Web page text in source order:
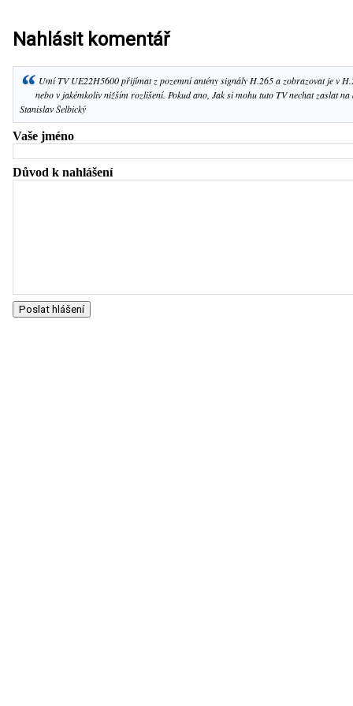
Nahlásit komentář
“ Umí TV UE22H5600 přijímat z pozemní antény signály H.265 a zobrazovat je v
nebo v jakémkoliv nižším rozlišení. Pokud ano, Jak si mohu tuto TV nechat zaslat
Stanislav Šelbický
Vaše jméno
Důvod k nahlášení
Poslat hlášení